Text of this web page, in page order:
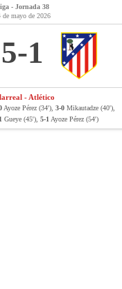
- Jornada 38
de mayo de 2026
5-1
- Atlético
Ayoze Pérez (34'), 3-0Mikautadze (40'),
Gueye (45'), 5-1 Ayoze Pérez (54')